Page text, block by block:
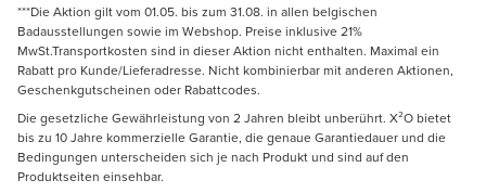
***Die Aktion gilt vom 01.05. bis zum 31.08. in allen belgischen
Badausstellungen sowie im Webshop. Preise inklusive 21%
MwSt.Transportkosten sind in dieser Aktion nicht enthalten. Maximal ein
Rabatt pro Kunde/Lieferadresse. Nicht kombinierbar mit anderen Aktionen,
Geschenkgutscheinen oder Rabattcodes.
Die gesetzliche Gewährleistung von 2 Jahren bleibt unberührt. X²O bietet
bis zu 10 Jahre kommerzielle Garantie, die genaue Garantiedauer und die
Bedingungen unterscheiden sich je nach Produkt und sind auf den
Produktseiten einsehbar.